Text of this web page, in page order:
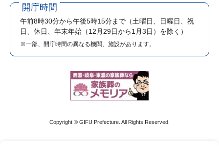
開庁時間
午前8時30分から午後5時15分まで （土曜日、日曜日、祝
日、休日、年末年始（12月29日から1月3日）を除く）
※一部、開庁時間の異なる機関、施設があります。
Copyright © GIFU Prefecture. All Rights Reserved.